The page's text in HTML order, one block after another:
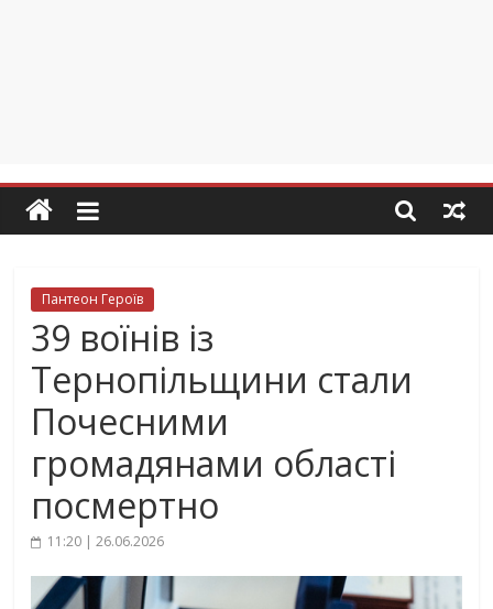
Пантеон Героїв
39 воїнів із
Тернопільщини стали
Почесними
громадянами області
посмертно
11:20 | 26.06.2026